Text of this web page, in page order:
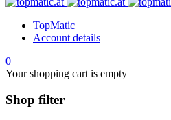
TopMatic
Account details
0
Your shopping cart is empty
Shop filter